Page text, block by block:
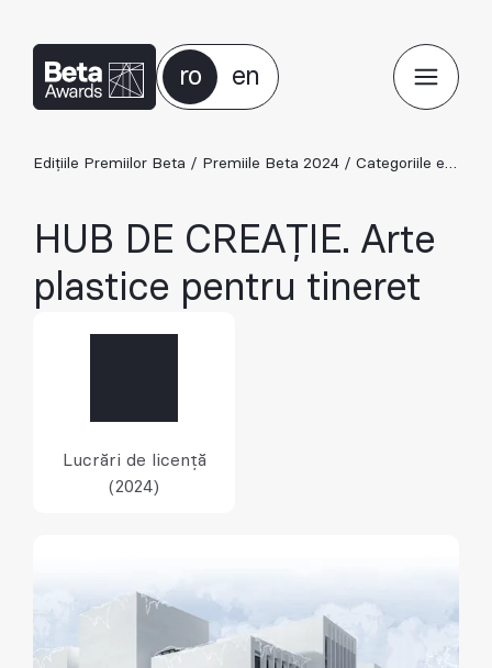
ro en
Edițiile Premiilor Beta / Premiile Beta 2024 / Categoriile ediției 2024
HUB DE CREAȚIE. Arte
plastice pentru tineret
Lucrări de licență
(2024)